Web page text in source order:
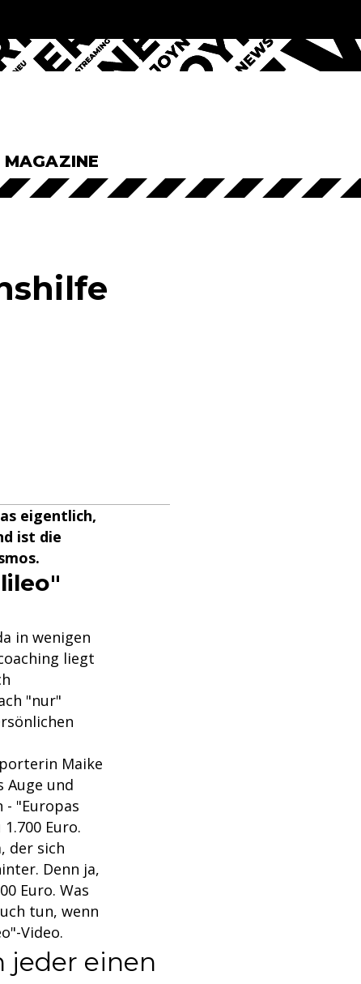
eigentlich,
ist die
in wenigen
liegt
"nur"
Maike
Auge und
- "Europas
Euro.
der sich
Denn ja,
Euro. Was
tun, wenn
Video.
jeder einen